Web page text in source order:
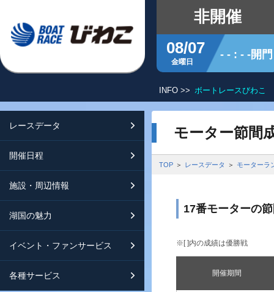
非開催
08/07
金曜日
- - : - -開門
レースデータ シリーズインデックス
レース展望
ボートデータ
出走表・前日予想PDF
開催日程
開催日程
開催日程（年間）
施設・周辺情報
交通ガイド
施設ガイド
ボートレースびわこを知る
オーミー！フォーユー！
湖国の魅力
イベント・ファンサービス
各種サービス
特設バックナンバー
淡海ポイント倶楽部
メールマガジン案内
スマートフォンサイト紹介
INFO >> ボートレースびわこ
モーター節間
TOP レースデータ モーターラ
17番モーターの
※[ ]内の成績は優勝戦
開催期間